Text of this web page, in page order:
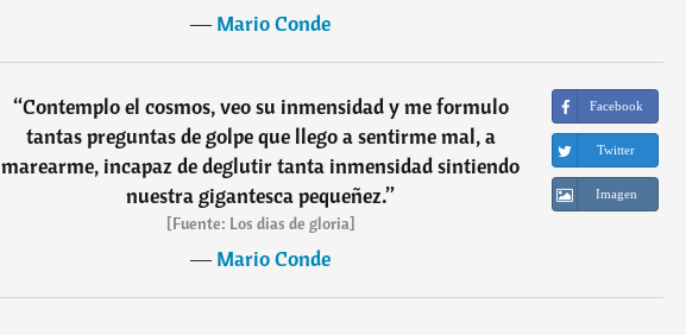
―Mario Conde
“Contemplo el cosmos, veo su inmensidad y me formulo
tantas preguntas de golpe que llego a sentirme mal, a
marearme, incapaz de deglutir tanta inmensidad sintiendo
nuestra gigantesca pequeñez.”
[Fuente: Los dias de gloria]
―Mario Conde
Facebook
Twitter
Imagen